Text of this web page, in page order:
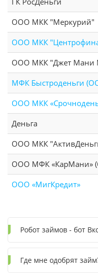
ООО МКК "Меркурий"
ООО МКК
ООО МКК "Джет Мани
МФК Быстроденьги
ООО МКК
Деньга
ООО МКК
ООО МФК «КарМани»
ООО «МигКредит»
Робот займов - бот
Где мне одобрят